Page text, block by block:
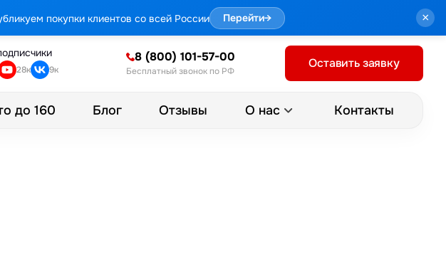
покупки клиентов со всей России Перейти→ ×
28к 9к
8 (800) 101-57-00
Бесплатный звонок по РФ
Оставить заявку
до 160 Блог Отзывы О нас Контакты